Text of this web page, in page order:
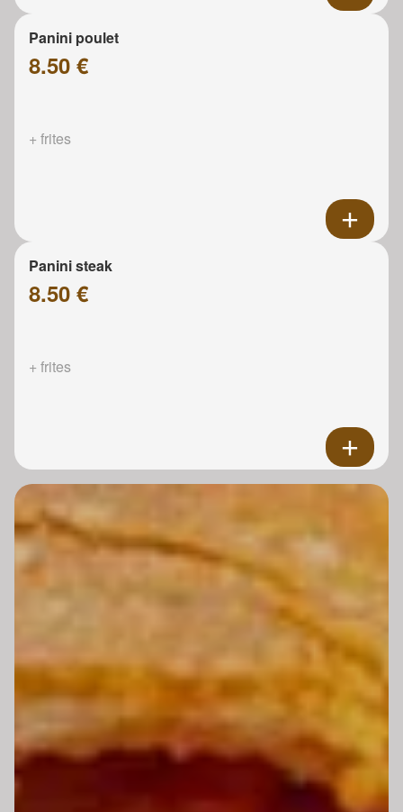
Panini poulet
8.50 €
+ frites
Panini steak
8.50 €
+ frites